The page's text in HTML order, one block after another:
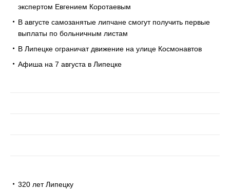
экспертом Евгением Коротаевым
В августе самозанятые липчане смогут получить первые
выплаты по больничным листам
В Липецке ограничат движение на улице Космонавтов
Афиша на 7 августа в Липецке
320 лет Липецку